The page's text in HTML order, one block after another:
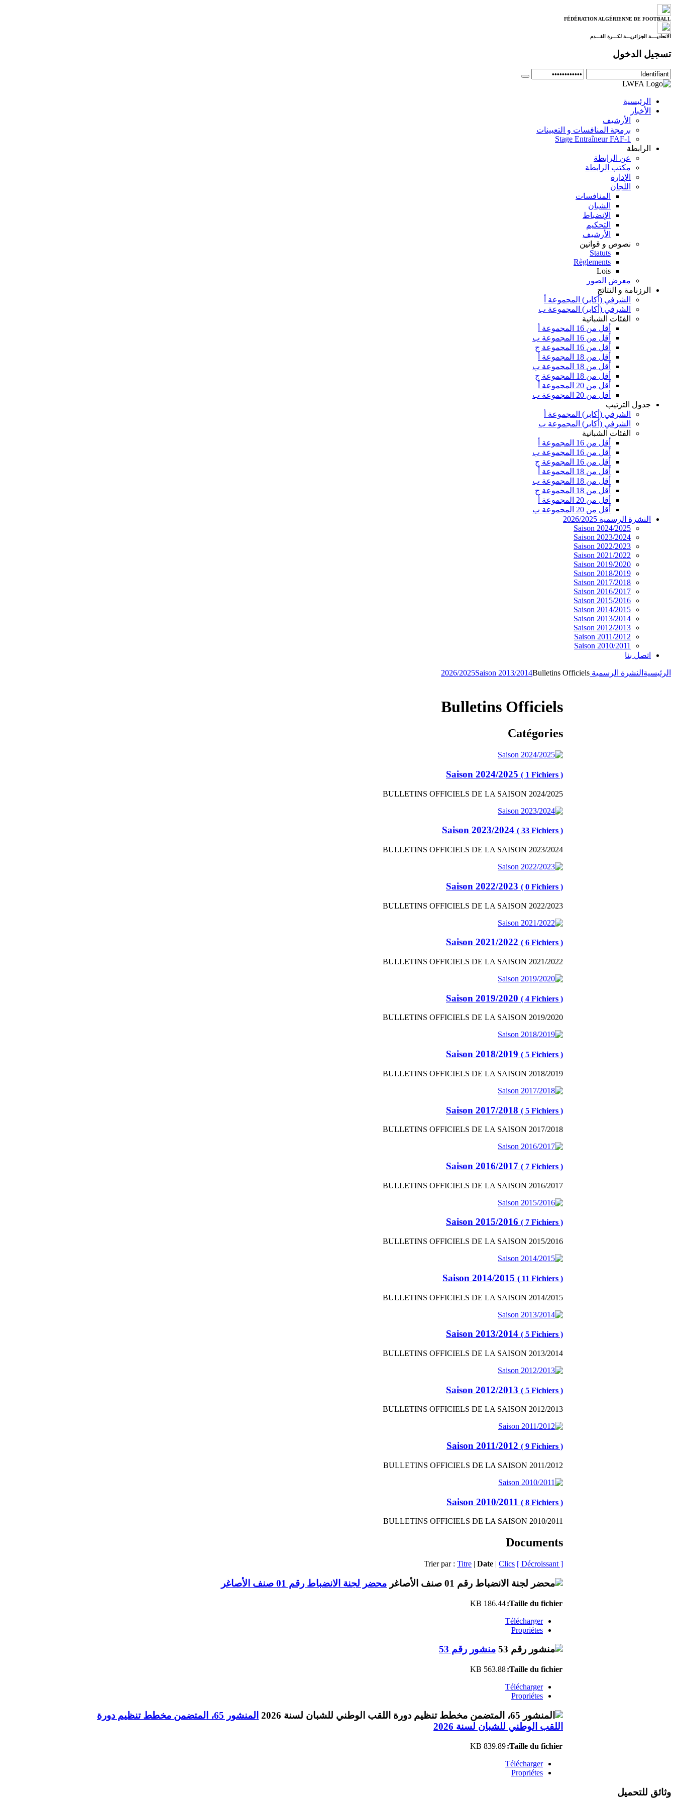
FÉDÉRATION ALGÉRIENNE DE FOOTBALL
الاتحاديــــة الجزائريـــة لكـــرة القـــدم
تسجيل الدخول
الرئيسية
الأخبار
الأرشيف
برمجة المنافسات و التعيينات
Stage Entraîneur FAF-1
الرابطة
عن الرابطة
مكتب الرابطة
الإدارة
اللجان
المنافسات
الشبان
الإنضباط
التحكيم
الأرشيف
نصوص و قوانين
Statuts
Règlements
Lois
معرض الصور
الرزنامة و النتائج
الشرفي (أكابر) المجموعة أ
الشرفي (أكابر) المجموعة ب
الفئات الشبانية
أقل من 16 المجموعة أ
أقل من 16 المجموعة ب
أقل من 16 المجموعة ج
أقل من 18 المجموعة أ
أقل من 18 المجموعة ب
أقل من 18 المجموعة ج
أقل من 20 المجموعة أ
أقل من 20 المجموعة ب
جدول الترتيب
الشرفي (أكابر) المجموعة أ
الشرفي (أكابر) المجموعة ب
الفئات الشبانية
أقل من 16 المجموعة أ
أقل من 16 المجموعة ب
أقل من 16 المجموعة ج
أقل من 18 المجموعة أ
أقل من 18 المجموعة ب
أقل من 18 المجموعة ج
أقل من 20 المجموعة أ
أقل من 20 المجموعة ب
النشرة الرسمية 2026/2025
Saison 2024/2025
Saison 2023/2024
Saison 2022/2023
Saison 2021/2022
Saison 2019/2020
Saison 2018/2019
Saison 2017/2018
Saison 2016/2017
Saison 2015/2016
Saison 2014/2015
Saison 2013/2014
Saison 2012/2013
Saison 2011/2012
Saison 2010/2011
اتصل بنا
الرئيسية النشرة الرسمية 2026/2025 Saison 2013/2014Bulletins Officiels
Bulletins Officiels
Catégories
Saison 2024/2025 ( 1 Fichiers )
BULLETINS OFFICIELS DE LA SAISON 2024/2025
Saison 2023/2024 ( 33 Fichiers )
BULLETINS OFFICIELS DE LA SAISON 2023/2024
Saison 2022/2023 ( 0 Fichiers )
BULLETINS OFFICIELS DE LA SAISON 2022/2023
Saison 2021/2022 ( 6 Fichiers )
BULLETINS OFFICIELS DE LA SAISON 2021/2022
Saison 2019/2020 ( 4 Fichiers )
BULLETINS OFFICIELS DE LA SAISON 2019/2020
Saison 2018/2019 ( 5 Fichiers )
BULLETINS OFFICIELS DE LA SAISON 2018/2019
Saison 2017/2018 ( 5 Fichiers )
BULLETINS OFFICIELS DE LA SAISON 2017/2018
Saison 2016/2017 ( 7 Fichiers )
BULLETINS OFFICIELS DE LA SAISON 2016/2017
Saison 2015/2016 ( 7 Fichiers )
BULLETINS OFFICIELS DE LA SAISON 2015/2016
Saison 2014/2015 ( 11 Fichiers )
BULLETINS OFFICIELS DE LA SAISON 2014/2015
Saison 2013/2014 ( 5 Fichiers )
BULLETINS OFFICIELS DE LA SAISON 2013/2014
Saison 2012/2013 ( 5 Fichiers )
BULLETINS OFFICIELS DE LA SAISON 2012/2013
Saison 2011/2012 ( 9 Fichiers )
BULLETINS OFFICIELS DE LA SAISON 2011/2012
Saison 2010/2011 ( 8 Fichiers )
BULLETINS OFFICIELS DE LA SAISON 2010/2011
Documents
Trier par : Titre | Date | Clics [ Décroissant ]
محضر لجنة الانضباط رقم 01 صنف الأصاغر
Taille du fichier:
186.44 KB
Télécharger
Propriétes
منشور رقم 53
Taille du fichier:
563.88 KB
Télécharger
Propriétes
المنشور 65، المتضمن مخطط تنظيم دورة
اللقب الوطني للشبان لسنة 2026
Taille du fichier:
839.89 KB
Télécharger
Propriétes
وثائق للتحميل